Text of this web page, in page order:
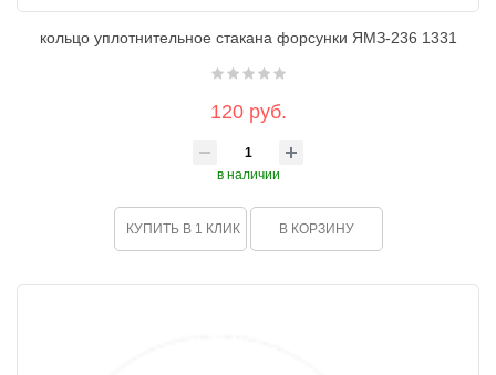
кольцо уплотнительное стакана форсунки ЯМЗ-236 1331
120 руб.
в наличии
КУПИТЬ В 1 КЛИК В КОРЗИНУ